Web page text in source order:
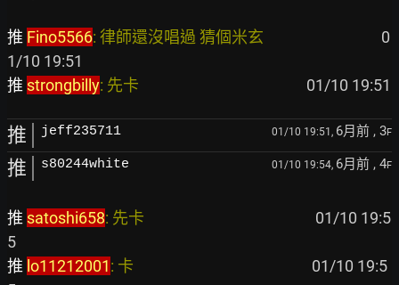
推 Fino5566: 律師還沒唱過 猜個米玄
0
推 strongbilly: 先卡
推 jeff235711 01/10 19:51, 6月前 , 3F
推 s80244white 01/10 19:54, 6月前 , 4F
推 satoshi658: 先卡
01/10 19:5
推 lo11212001: 卡
01/10 19:5